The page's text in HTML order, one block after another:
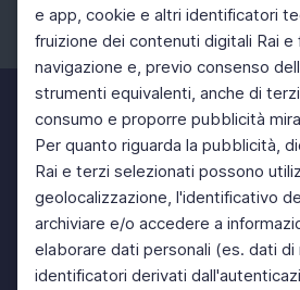
e app, cookie e altri identificatori
fruizione dei contenuti digitali Rai e
navigazione e, previo consenso
strumenti equivalenti, anche di
consumo e proporre pubblicità
Per quanto riguarda la pubblicità,
Rai e terzi selezionati possono
geolocalizzazione, l'identificativo
archiviare e/o accedere a
elaborare dati personali (es. dati di
identificatori derivati
Facebook Instagram